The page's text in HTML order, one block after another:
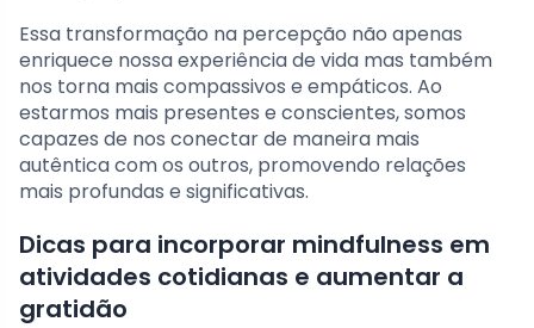
Essa transformação na percepção não apenas
enriquece nossa experiência de vida mas também
nos torna mais compassivos e empáticos. Ao
estarmos mais presentes e conscientes, somos
capazes de nos conectar de maneira mais
autêntica com os outros, promovendo relações
mais profundas e significativas.
Dicas para incorporar mindfulness em
atividades cotidianas e aumentar a
gratidão